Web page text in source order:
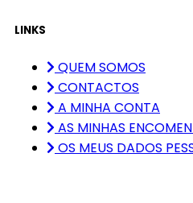
LINKS
QUEM SOMOS
CONTACTOS
A MINHA CONTA
AS MINHAS
OS MEUS DADOS